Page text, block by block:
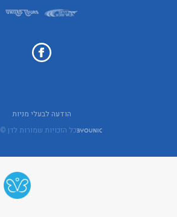
הודעה לבעלי מניות
כל הזכויות שמורות לדן © 2026